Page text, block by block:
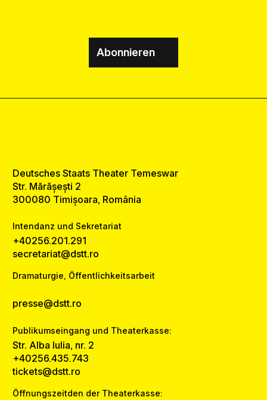
Abonnieren
Deutsches Staats Theater Temeswar
Str. Mărășești 2
300080 Timișoara, România
Intendanz und Sekretariat
+40256.201.291
secretariat@dstt.ro
Dramaturgie, Öffentlichkeitsarbeit
presse@dstt.ro
Publikumseingang und Theaterkasse:
Str. Alba Iulia, nr. 2
+40256.435.743
tickets@dstt.ro
Öffnungszeitden der Theaterkasse: